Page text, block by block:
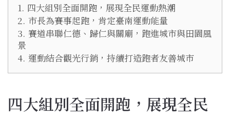
1. 四大組別全面開跑，展現全民運動熱潮
2. 市長為賽事起跑，肯定臺南運動能量
3. 賽道串聯仁德、歸仁與關廟，跑進城市與田園風
景
4. 運動結合觀光行銷，持續打造跑者友善城市
四大組別全面開跑，展現全民